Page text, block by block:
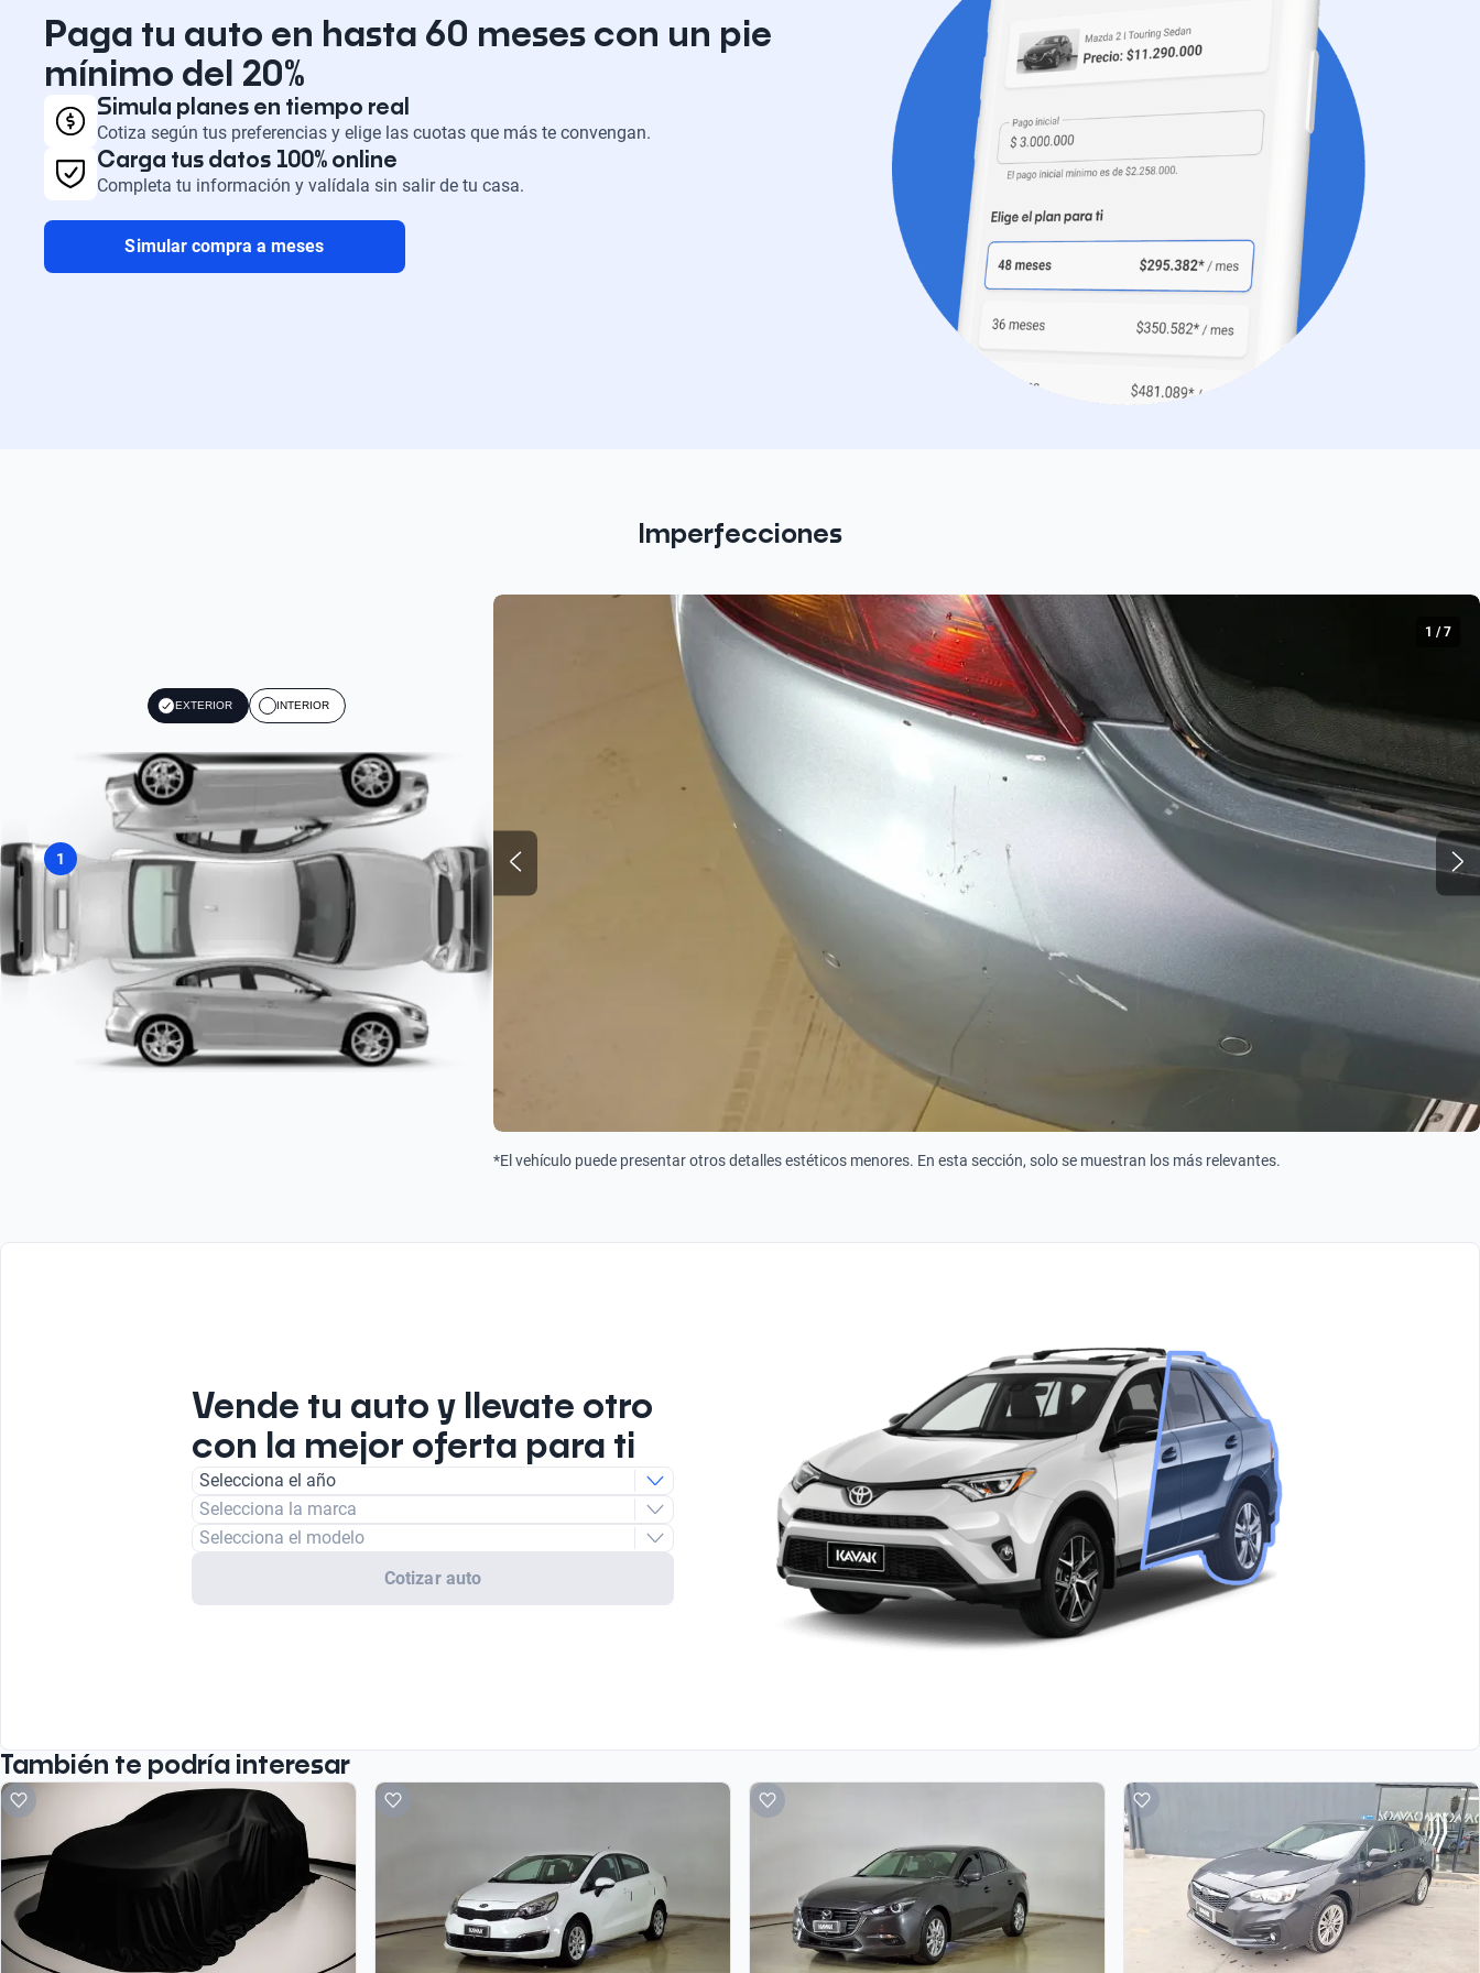
Paga tu auto en hasta 60 meses con un pie
mínimo del 20%
Simula planes en tiempo real
Cotiza según tus preferencias y elige las cuotas que más te convengan.
Carga tus datos 100% online
Completa tu información y valídala sin salir de tu casa.
Simular compra a meses
Imperfecciones
EXTERIOR INTERIOR
1
1 /7
*El vehículo puede presentar otros detalles estéticos menores. En esta sección, solo se muestran los más relevantes.
Vende tu auto y llevate otro
con la mejor oferta para ti
Selecciona el año
Selecciona la marca
Selecciona el modelo
Cotizar auto
También te podría interesar